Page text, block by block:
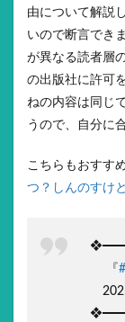
由について解説
いので断言でき
が異なる読者層
の出版社に許可
ねの内容は同じ
うので、自分に
こちらもおすすめ
つ？しんのすけ
『